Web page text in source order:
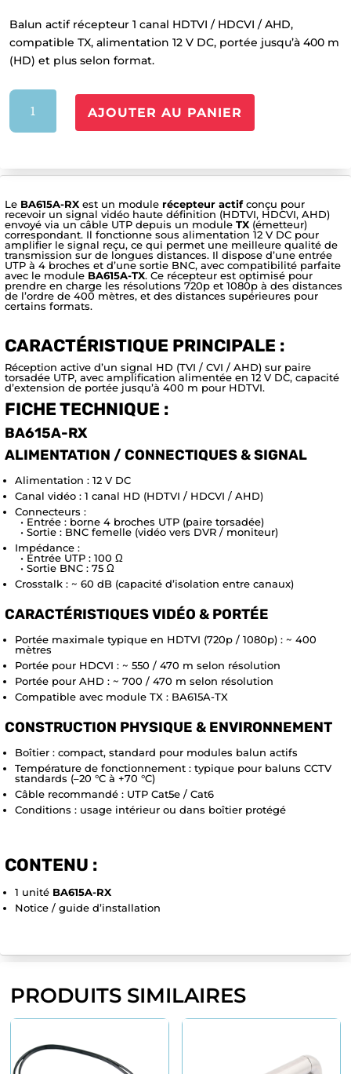
Balun actif récepteur 1 canal HDTVI / HDCVI / AHD,
compatible TX, alimentation 12 V DC, portée jusqu’à 400 m
(HD) et plus selon format.
quantité
BA615A-
AJOUTER AU PANIER
Le BA615A-RX est un module récepteur actifconçu pour
recevoir un signal vidéo haute définition (HDTVI, HDCVI, AHD)
envoyé via un câble UTP depuis un module TX (émetteur)
correspondant. Il fonctionne sous alimentation 12 V DC pour
amplifier le signal reçu, ce qui permet une meilleure qualité de
transmission sur de longues distances. Il dispose d’une entrée
UTP à 4 broches et d’une sortie BNC, avec compatibilité parfaite
avec le module BA615A-TX. Ce récepteur est optimisé pour
prendre en charge les résolutions 720p et 1080p à des distances
de l’ordre de 400 mètres, et des distances supérieures pour
certains formats.
CARACTÉRISTIQUE PRINCIPALE :
Réception active d’un signal HD (TVI / CVI / AHD) sur paire
torsadée UTP, avec amplification alimentée en 12 V DC, capacité
d’extension de portée jusqu’à 400 m pour HDTVI.
FICHE TECHNIQUE :
BA615A-RX
ALIMENTATION / CONNECTIQUES & SIGNAL
Alimentation : 12 V DC
Canal vidéo : 1 canal HD (HDTVI / HDCVI / AHD)
Connecteurs :
• Entrée : borne 4 broches UTP (paire torsadée)
• Sortie : BNC femelle (vidéo vers DVR / moniteur)
Impédance :
• Entrée UTP : 100 Ω
• Sortie BNC : 75 Ω
Crosstalk : ~ 60 dB (capacité d’isolation entre canaux)
CARACTÉRISTIQUES VIDÉO & PORTÉE
Portée maximale typique en HDTVI (720p / 1080p) : ~ 400
mètres
Portée pour HDCVI : ~ 550 / 470 m selon résolution
Portée pour AHD : ~ 700 / 470 m selon résolution
Compatible avec module TX : BA615A-TX
CONSTRUCTION PHYSIQUE & ENVIRONNEMENT
Boîtier : compact, standard pour modules balun actifs
Température de fonctionnement : typique pour baluns CCTV
standards (–20 °C à +70 °C)
Câble recommandé : UTP Cat5e / Cat6
Conditions : usage intérieur ou dans boîtier protégé
CONTENU :
1 unité BA615A-RX
Notice / guide d’installation
PRODUITS SIMILAIRES